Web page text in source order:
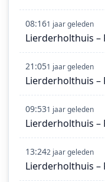
08:161 jaar geleden
Lierderholthuis –
21:051 jaar geleden
Lierderholthuis –
09:531 jaar geleden
Lierderholthuis –
13:242 jaar geleden
Lierderholthuis –